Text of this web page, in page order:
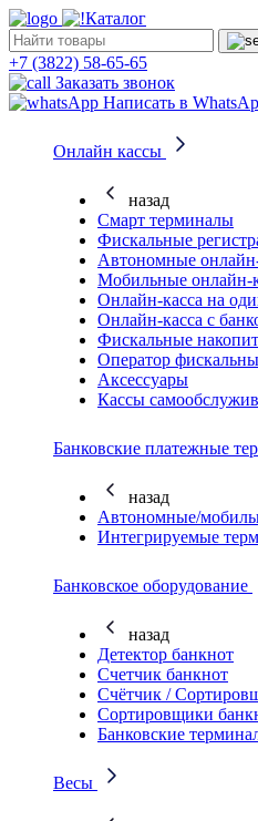
Каталог
+7 (3822) 58-65-65
Заказать звонок
Написать в
Онлайн кассы
назад
Смарт терминалы
Фискальные
Автономные
Мобильные онлайн-
Онлайн-касса на
Онлайн-касса с
Фискальные
Оператор
Аксессуары
Кассы
Банковские платежные
назад
Автономные/
Интегрируемые
Банковское оборудование
назад
Детектор банкнот
Счетчик банкнот
Счётчик /
Сортировщики
Банковские
Весы